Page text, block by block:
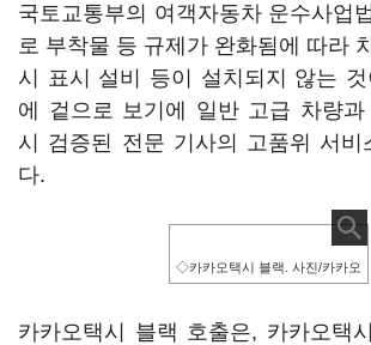
국토교통부의 여객자동차 운수사업
로 부착물 등 규제가 완화됨에 따라
시 표시 설비 등이 설치되지 않는 것
에 겉으로 보기에 일반 고급 차량
시 검증된 전문 기사의 고품위 서비
다.
◇카카오택시 블랙. 사진/카카오
카카오택시 블랙 호출은, 카카오택